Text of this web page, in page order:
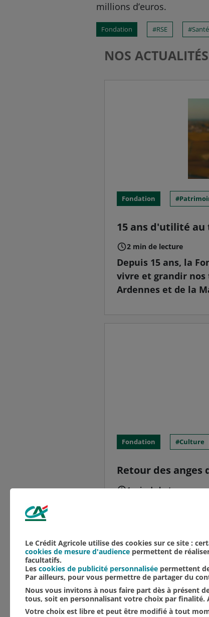
millions d’euros.
Fondation RSE Santé
NOS ACTUALITÉS
Fondation
15 ans d'utilité
2 min de lecture
Depuis 15 ans, la
vivre et grandir nos
Ardennes et de la
Fondation Culture
Retour des anges
1 min de lecture
Grand mécène de
Crédit Agricole du
Le Crédit Agricole utilise des cookies sur ce site :
cookies de mesure d'audience permettent de
facultatifs.
Les cookies de publicité personnalisée permettent
Par ailleurs, pour vous permettre de partager du
Nous vous invitons à nous faire part dès à présent
tous, soit en personnalisant votre choix par
Votre choix est libre et peut être modifié à tout